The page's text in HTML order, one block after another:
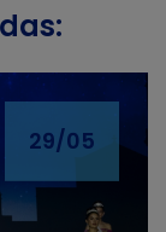
29/05